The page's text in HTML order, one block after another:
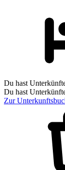
Du hast
Du hast
Zur